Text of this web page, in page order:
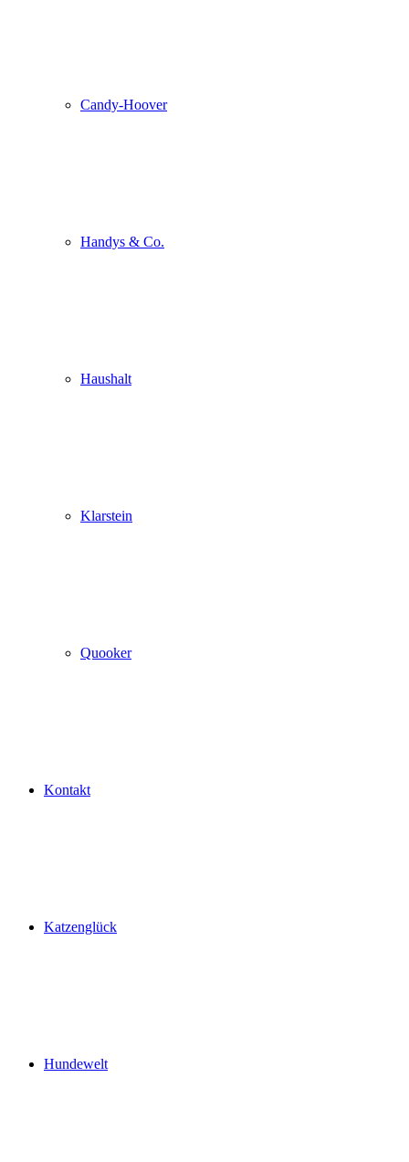
Candy-Hoover
Handys & Co.
Haushalt
Klarstein
Quooker
Kontakt
Katzenglück
Hundewelt